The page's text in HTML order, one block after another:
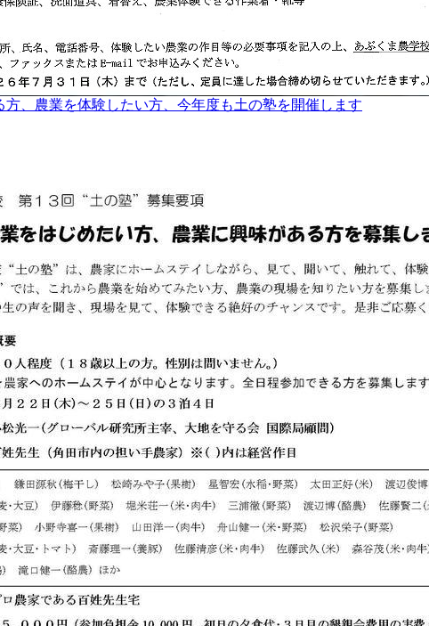
方、農業を体験したい方、今年度も土の塾を開催します